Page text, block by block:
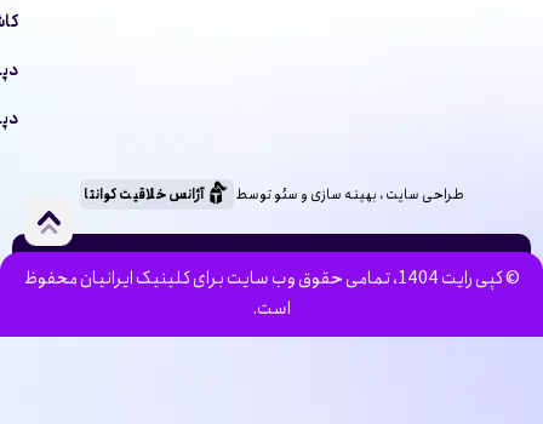
طراحی سایت ، بهینه سازی و سئو توسط آژانس خلاقیت کوانتا
© کپی رایت 1404، تمامی حقوق وب سایت برای کلینیک ایرانیان محفوظ
است.